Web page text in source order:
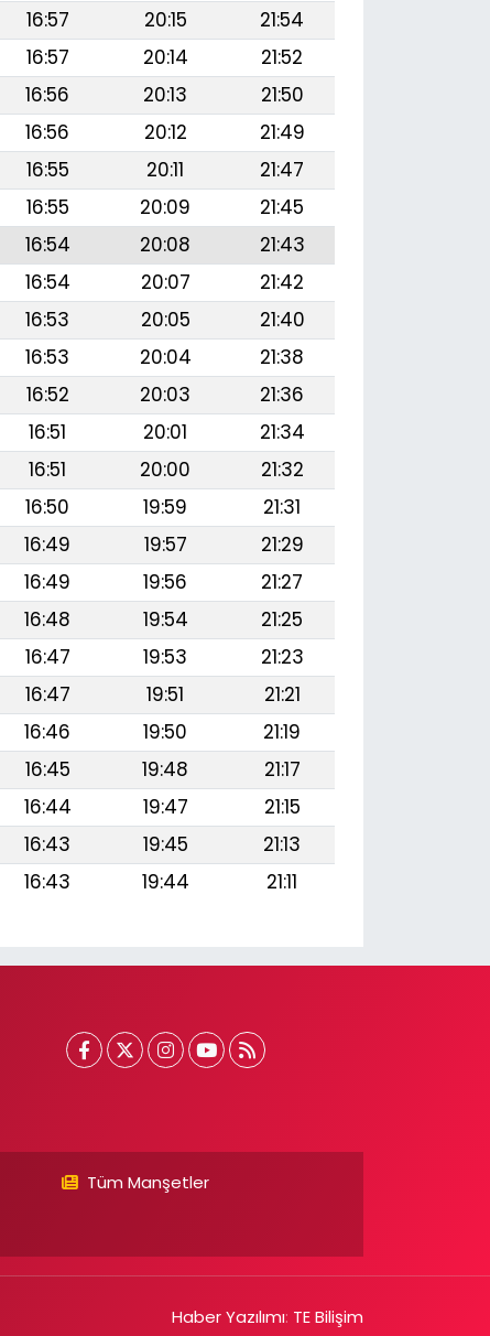
16:57 20:15
21:54
16:57 20:14
21:52
16:56 20:13
21:50
16:56 20:12
21:49
16:55 20:11
21:47
16:55 20:09
21:45
16:54 20:08
21:43
16:54 20:07
21:42
16:53 20:05
21:40
16:53 20:04
21:38
16:52 20:03
21:36
16:51 20:01
21:34
16:51 20:00
21:32
16:50 19:59
21:31
16:49 19:57
21:29
16:49 19:56
21:27
16:48 19:54
21:25
16:47 19:53
21:23
16:47 19:51
21:21
16:46 19:50
21:19
16:45 19:48
21:17
16:44 19:47
21:15
16:43 19:45
21:13
16:43 19:44 21:11
Tüm Manşetler
Haber Yazılımı: TE Bilişim